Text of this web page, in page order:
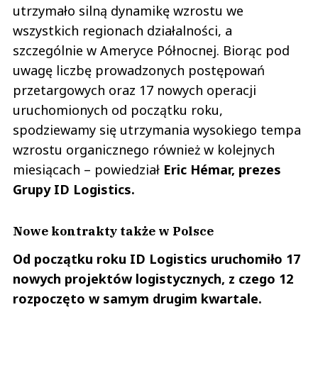
utrzymało silną dynamikę wzrostu we
wszystkich regionach działalności, a
szczególnie w Ameryce Północnej. Biorąc pod
uwagę liczbę prowadzonych postępowań
przetargowych oraz 17 nowych operacji
uruchomionych od początku roku,
spodziewamy się utrzymania wysokiego tempa
wzrostu organicznego również w kolejnych
miesiącach – powiedział Eric Hémar, prezes
Grupy ID Logistics.
Nowe kontrakty także w Polsce
Od początku roku ID Logistics uruchomiło 17
nowych projektów logistycznych, z czego 12
rozpoczęto w samym drugim kwartale.